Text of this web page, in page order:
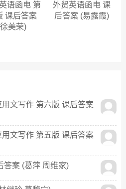
语函电 第
课后答案
美荣)
外贸英语函电 课
后答案 (易露霞)
文写作 第六版 课后答案
文写作 第五版 课后答案
答案 (葛萍 周维家)